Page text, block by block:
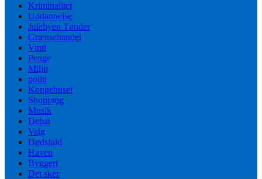
Kriminalitet
Uddannelse
Julebyen Tønder
Grænsehandel
Vind
Penge
Miljø
politi
Kongehuset
Shopping
Musik
Debat
Valg
Dødsfald
Haven
Byggeri
Det sker